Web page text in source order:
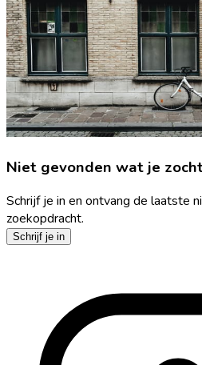
Niet gevonden wat je
Schrijf je in en ontvang de laatste
zoekopdracht.
Schrijf je in